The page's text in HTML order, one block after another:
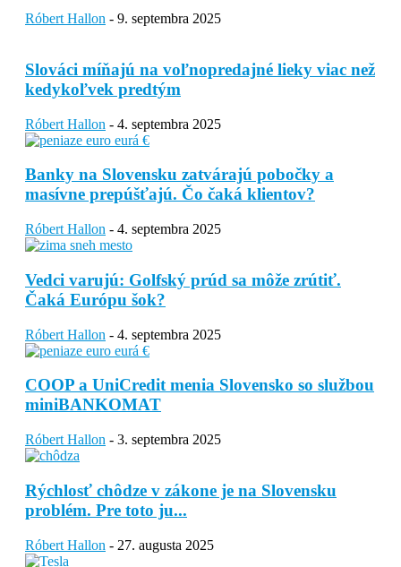
Róbert Hallon - 9. septembra 2025
Slováci míňajú na voľnopredajné lieky viac než
kedykoľvek predtým
Róbert Hallon - 4. septembra 2025
Banky na Slovensku zatvárajú pobočky a
masívne prepúšťajú. Čo čaká klientov?
Róbert Hallon - 4. septembra 2025
Vedci varujú: Golfský prúd sa môže zrútiť.
Čaká Európu šok?
Róbert Hallon - 4. septembra 2025
COOP a UniCredit menia Slovensko so službou
miniBANKOMAT
Róbert Hallon - 3. septembra 2025
Rýchlosť chôdze v zákone je na Slovensku
problém. Pre toto ju...
Róbert Hallon - 27. augusta 2025